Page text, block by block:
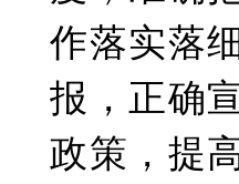
作落实落
报，正确
政策，提